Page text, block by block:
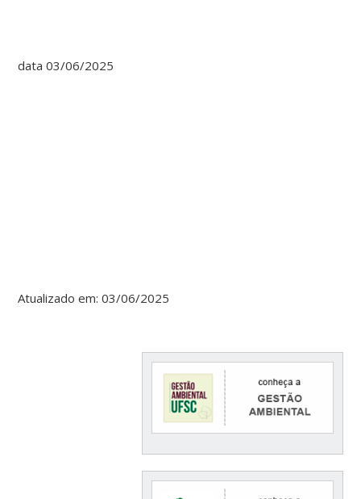
data 03/06/2025
Atualizado em: 03/06/2025